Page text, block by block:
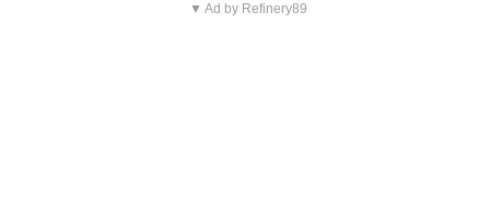
▼ Ad by Refinery89